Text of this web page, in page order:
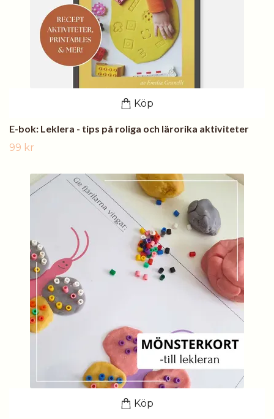
Köp
E-bok: Leklera - tips på roliga och lärorika aktiviteter
99 kr
Köp